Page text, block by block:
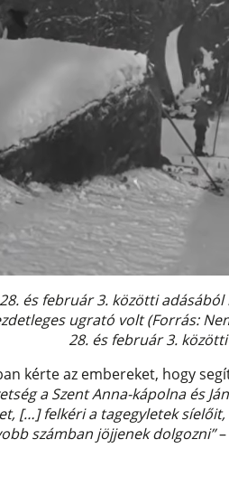
és február 3. közötti
ugrató volt (Forrás:
28. és február 3.
kérte az embereket, hogy
a Szent Anna-kápolna és
[…] felkéri a tagegyletek
számban jöjjenek dolgozni”–